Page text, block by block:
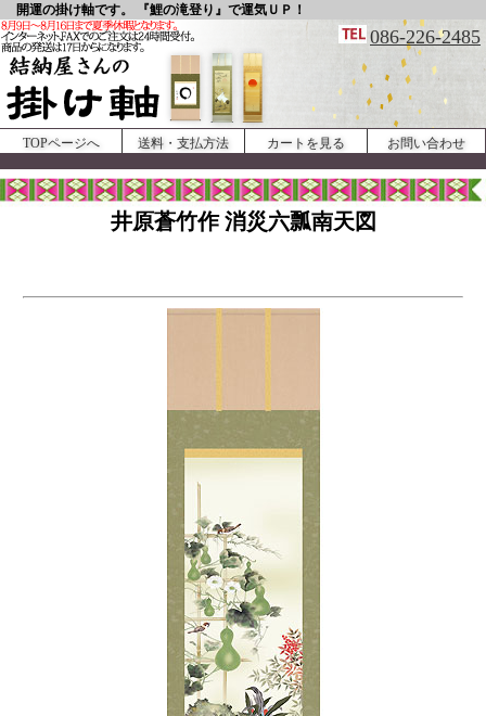
開運の掛け軸です。 『鯉の滝登り』で運気ＵＰ！
086-226-2485
TOPページへ 送料・支払方法 カートを見る お問い合わせ
井原蒼竹作 消災六瓢南天図